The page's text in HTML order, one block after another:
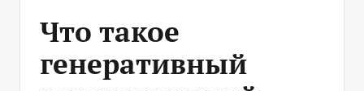
Что такое
генеративный